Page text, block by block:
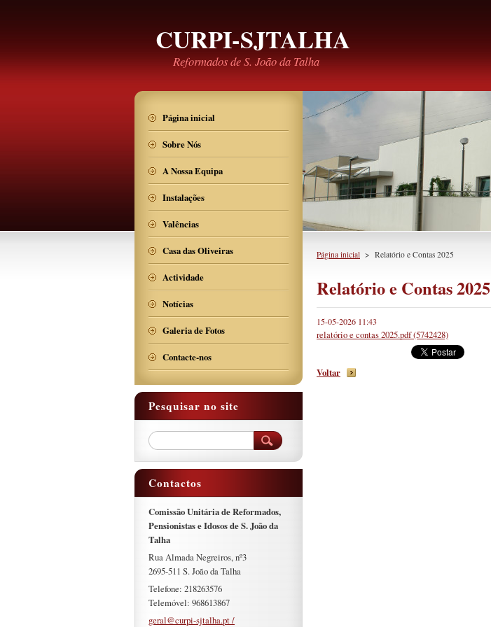
CURPI-SJTALHA
Reformados de S. João da Talha
Página inicial > Relatório e Contas 2025
Relatório e Contas 2025
15-05-2026 11:43
relatório e contas 2025.pdf (5742428)
Voltar
Página inicial
Sobre Nós
A Nossa Equipa
Instalações
Valências
Casa das Oliveiras
Actividade
Notícias
Galeria de Fotos
Contacte-nos
Pesquisar no site
Contactos
Comissão Unitária de Reformados,
Pensionistas e Idosos de S. João da
Talha
Rua Almada Negreiros, nº3
2695-511 S. João da Talha
Telefone: 218263576
Telemóvel: 968613867
geral@curpi-sjtalha.pt /